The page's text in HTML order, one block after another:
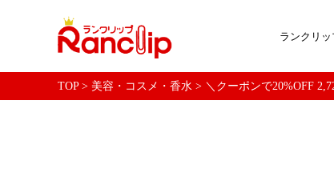
ランクリ
TOP> 美容・コスメ・香水 > ＼クーポンで20%OFF